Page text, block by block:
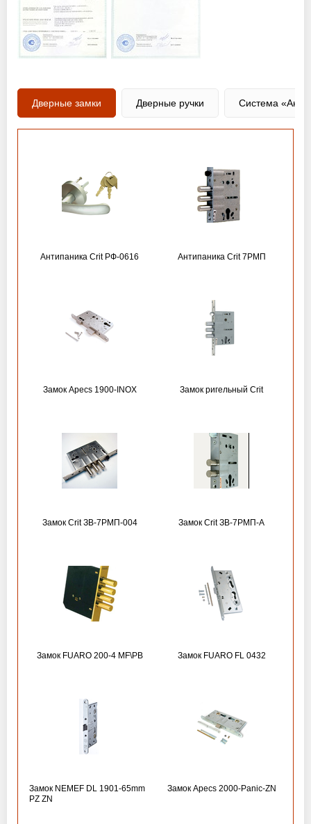
Дверные замки Дверные ручки Система
Антипаника Crit РФ-0616 Антипаника Crit 7РМП
Замок Apecs 1900-INOX Замок ригельный Crit
Замок Crit ЗВ-7РМП-004 Замок Crit ЗВ-7РМП-А
Замок FUARO 200-4 MF\РВ Замок FUARO FL 0432
Замок NEMEF DL 1901-65mm
PZ ZN
Замок Apecs 2000-Panic-ZN